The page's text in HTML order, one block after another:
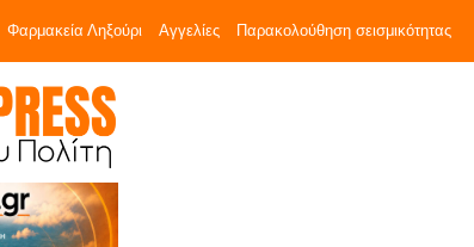
Φαρμακεία Ληξούρι Αγγελίες Παρακολούθηση σεισμικότητας